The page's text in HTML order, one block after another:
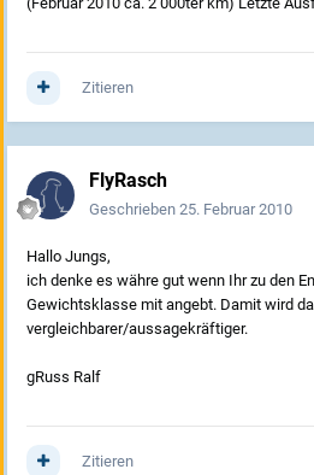
Zitieren
FlyRasch
Geschrieben 25. Februar 2010
Hallo Jungs,
ich denke es währe gut wenn Ihr zu den
Gewichtsklasse mit angebt. Damit wird
vergleichbarer/aussagekräftiger.
gRuss Ralf
Zitieren